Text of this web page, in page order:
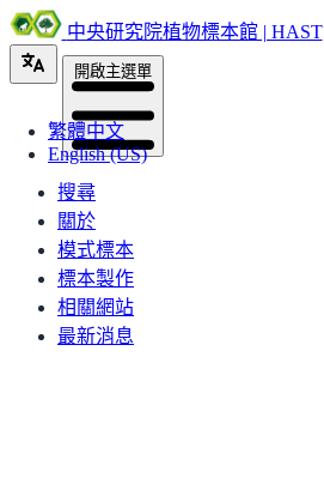
中央研究院植物標本館 | HAST
繁體中文
English (US)
開啟主選單
搜尋
關於
模式標本
標本製作
相關網站
最新消息